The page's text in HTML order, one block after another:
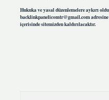
Hukuka ve yasal düzenlemelere aykırı
backlinkpanelicomtr@gmail.com
içerisinde sitemizden kaldırılacaktır.